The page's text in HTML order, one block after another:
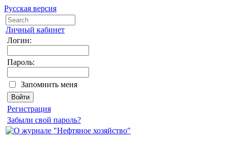
Русская версия
Личный кабинет
Логин:
Пароль:
Запомнить меня
Регистрация
Забыли свой пароль?